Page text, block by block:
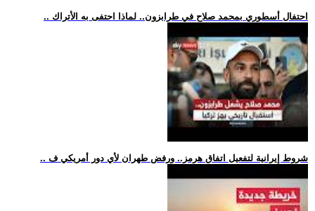
.. احتفال أسطوري بمحمد صلاح في طرابزون.. لماذا احتفى به الأتراك
.. شروط إيرانية لتفعيل اتفاق هرمز.. ورفض طهران لأي دور أمريكي ف